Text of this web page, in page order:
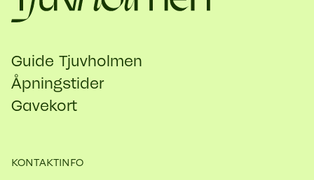
Guide Tjuvholmen
Åpningstider
Gavekort
KONTAKTINFO